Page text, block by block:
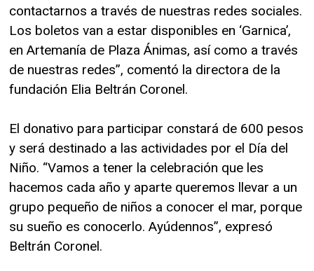
contactarnos a través de nuestras redes sociales.
Los boletos van a estar disponibles en ‘Garnica’,
en Artemanía de Plaza Ánimas, así como a través
de nuestras redes”, comentó la directora de la
fundación Elia Beltrán Coronel.
El donativo para participar constará de 600 pesos
y será destinado a las actividades por el Día del
Niño. “Vamos a tener la celebración que les
hacemos cada año y aparte queremos llevar a un
grupo pequeño de niños a conocer el mar, porque
su sueño es conocerlo. Ayúdennos”, expresó
Beltrán Coronel.